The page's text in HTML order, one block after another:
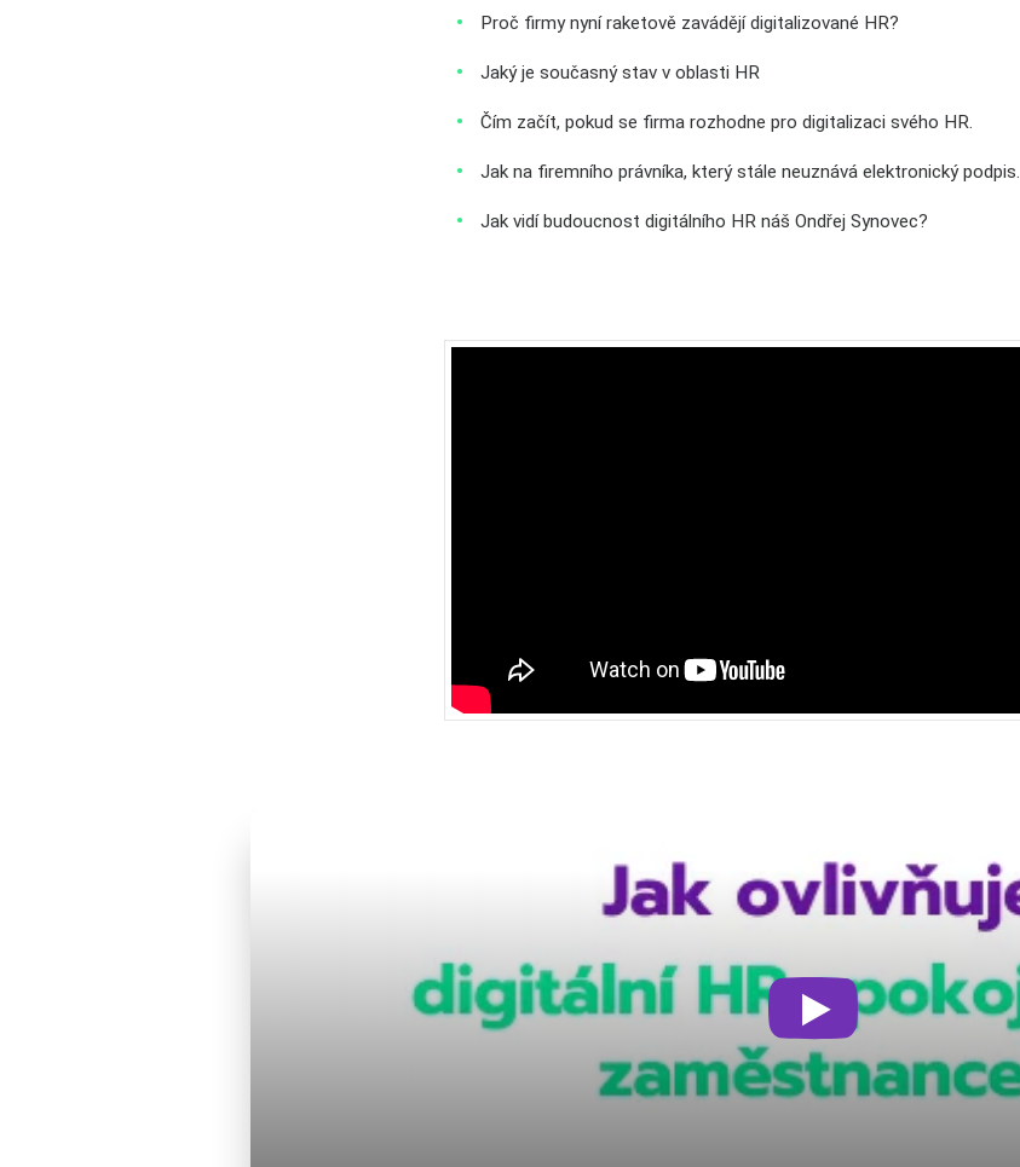
Proč firmy nyní raketově zavádějí digitalizované HR?
Jaký je současný stav v oblasti HR
Čím začít, pokud se firma rozhodne pro digitalizaci svého HR.
Jak na firemního právníka, který stále neuznává elektronický podpis.
Jak vidí budoucnost digitálního HR náš Ondřej Synovec?